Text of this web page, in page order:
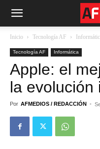
Inicio Tecnología AF
Tecnología AF Informática
Apple: el
la evolución
Por AFMEDIOS / REDACCIÓN -